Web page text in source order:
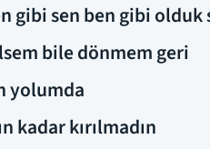
gibi sen ben gibi olduk
bile dönmem geri
yolumda
kadar kırılmadın